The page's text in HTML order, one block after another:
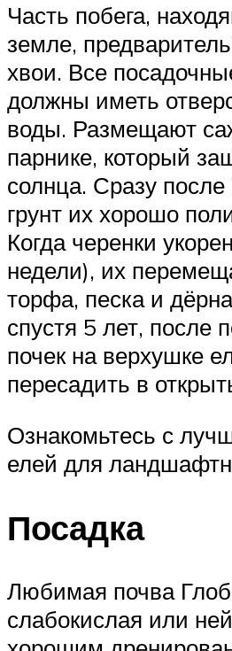
Часть побега,
земле,
хвои. Все
должны иметь
воды. Размещают
парнике, который
солнца. Сразу
грунт их хорошо
Когда черенки
недели), их
торфа, песка и
спустя 5 лет, после
почек на верхушке
пересадить в
Ознакомьтесь с
елей для
Посадка
Любимая почва
слабокислая или